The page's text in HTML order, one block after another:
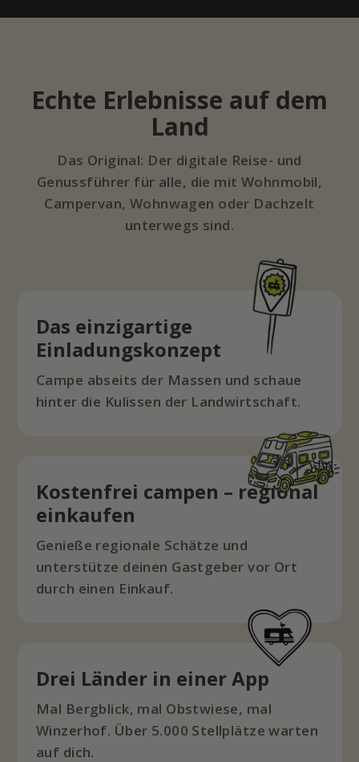
Echte Erlebnisse auf dem
Land
Das Original: Der digitale Reise- und
Genussführer für alle, die mit Wohnmobil,
Campervan, Wohnwagen oder Dachzelt
unterwegs sind.
Das einzigartige
Einladungskonzept
Campe abseits der Massen und schaue
hinter die Kulissen der Landwirtschaft.
Kostenfrei campen – regional
einkaufen
Genieße regionale Schätze und
unterstütze deinen Gastgeber vor Ort
durch einen Einkauf.
Drei Länder in einer App
Mal Bergblick, mal Obstwiese, mal
Winzerhof. Über 5.000 Stellplätze warten
auf dich.